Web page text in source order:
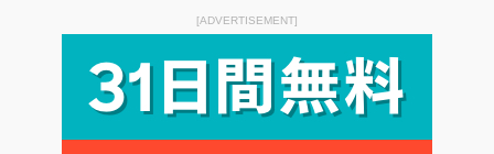
[ADVERTISEMENT]